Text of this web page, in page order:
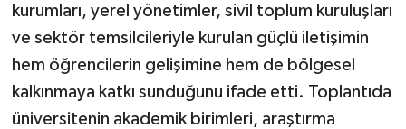
kurumları, yerel yönetimler, sivil toplum kuruluşları
ve sektör temsilcileriyle kurulan güçlü iletişimin
hem öğrencilerin gelişimine hem de bölgesel
kalkınmaya katkı sunduğunu ifade etti. Toplantıda
üniversitenin akademik birimleri, araştırma